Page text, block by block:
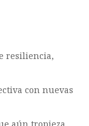
resiliencia,
con nuevas